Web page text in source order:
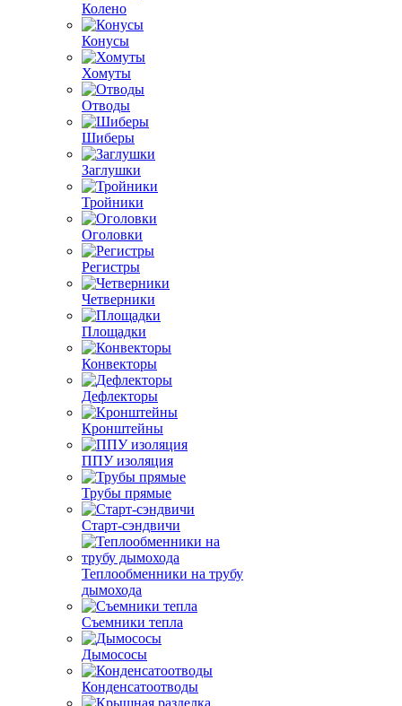
Колено
Конусы
Хомуты
Отводы
Шиберы
Заглушки
Тройники
Оголовки
Регистры
Четверники
Площадки
Конвекторы
Дефлекторы
Кронштейны
ППУ изоляция
Трубы прямые
Старт-сэндвичи
Теплообменники на трубу
дымохода
Съемники тепла
Дымососы
Конденсатоотводы